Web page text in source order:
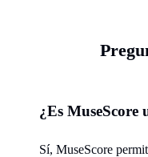
¿Es MuseScore
Sí, MuseScore